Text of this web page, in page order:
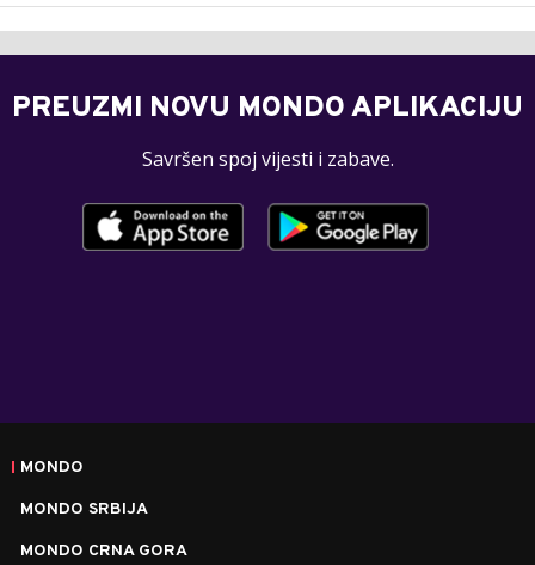
PREUZMI NOVU MONDO APLIKACIJU
Savršen spoj vijesti i zabave.
MONDO
MONDO SRBIJA
MONDO CRNA GORA